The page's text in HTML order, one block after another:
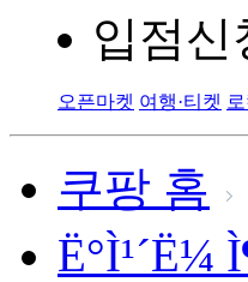
입점신
오픈마켓 여행·티켓
쿠팡 홈
Ë°Ì¹´Ë¼